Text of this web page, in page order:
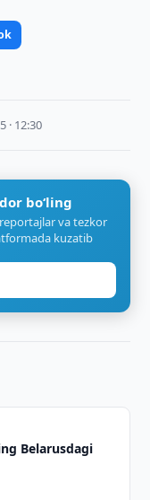
· 12:30
bo‘ling
va tezkor
kuzatib
Belarusdagi